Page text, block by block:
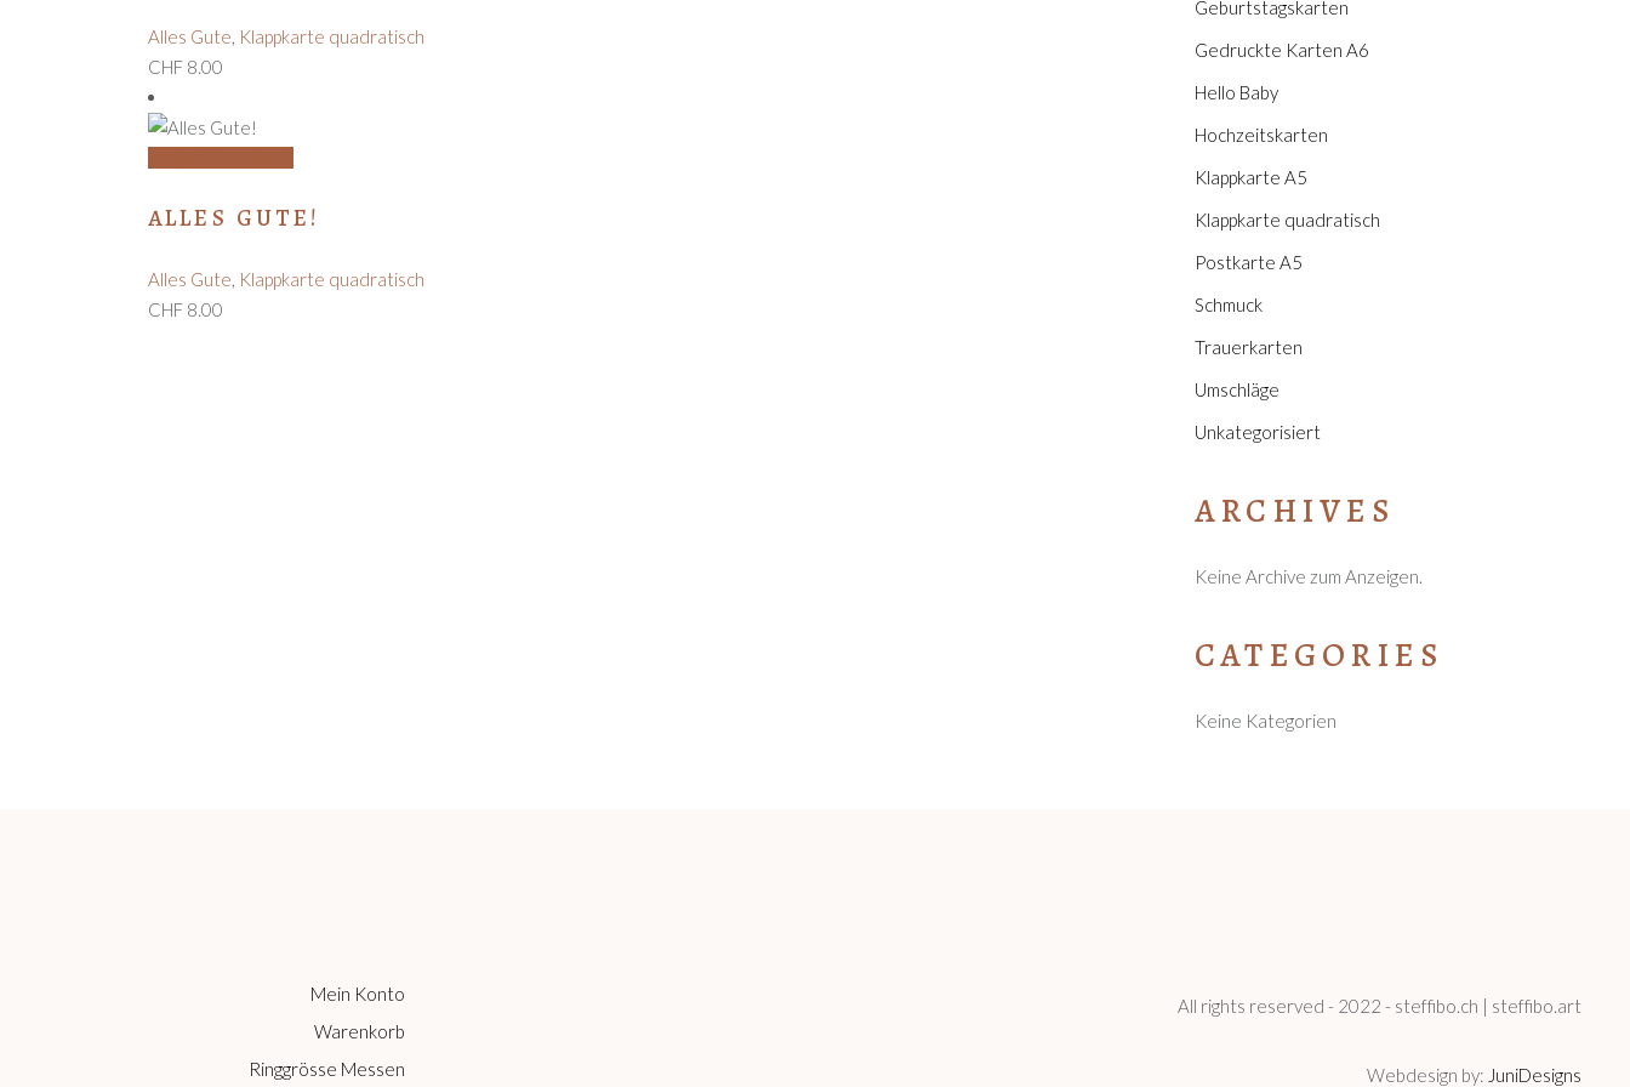
Alles Gute, Klappkarte quadratisch
CHF 8.00
ALLES GUTE!
Alles Gute, Klappkarte quadratisch
CHF 8.00
Geburtstagskarten
Gedruckte Karten A6
Hello Baby
Hochzeitskarten
Klappkarte A5
Klappkarte quadratisch
Postkarte A5
Schmuck
Trauerkarten
Umschläge
Unkategorisiert
ARCHIVES
Keine Archive zum Anzeigen.
CATEGORIES
Keine Kategorien
Mein Konto
Warenkorb
Ringgrösse Messen
All rights reserved - 2022 - steffibo.ch | steffibo.art
Webdesign by: JuniDesigns